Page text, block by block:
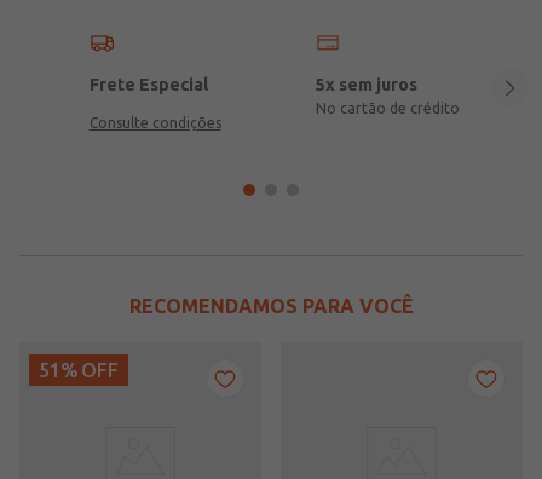
Frete Especial
Consulte condições
5x sem juros
No cartão de crédito
RECOMENDAMOS PARA VOCÊ
51% OFF